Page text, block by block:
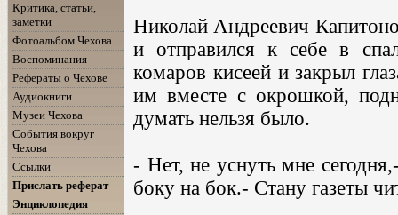
Критика, статьи,
заметки
Фотоальбом Чехова
Воспоминания
Рефераты о Чехове
Аудиокниги
Музеи Чехова
События вокруг
Чехова
Ссылки
Прислать реферат
Энциклопедия
Николай Андреевич
и отправился к себе в
комаров кисеей и закрыл
им вместе с окрошкой,
думать нельзя было.
- Нет, не уснуть мне
боку на бок.- Стану газеты